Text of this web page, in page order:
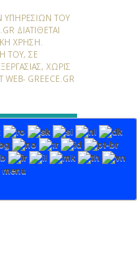
ΥΠΗΡΕΣΙΏΝ ΤΟΥ
ΔΙΑΤΊΘΕΤΑΙ
ΧΡΉΣΗ.
ΣΕ Ο
ΧΩΡΊΣ ΓΡ
GREECE.GR 20